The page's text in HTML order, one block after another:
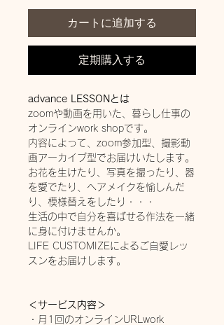
カートに追加する
定期購入する
advance LESSONとは
zoomや動画を用いた、暮らし仕事の
オンラインwork shopです。
内容によって、zoom参加型、撮影動
画アーカイブ型でお届けいたします。
お花を生けたり、写真を撮ったり、器
を愛でたり、ヘアメイクを愉しんだ
り、模様替えをしたり・・・
生活の中で自分を喜ばせる作法を一緒
に身に付けませんか。
LIFE CUSTOMIZEによるご自愛レッ
スンをお届けします。
＜サービス内容＞
・月1回のオンラインURLwork